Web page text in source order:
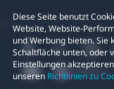
Diese Seite benutzt
Website, Website-
und Werbung bieten. Sie
Schaltfläche unten, oder
Einstellungen
unseren Richtlinien zu